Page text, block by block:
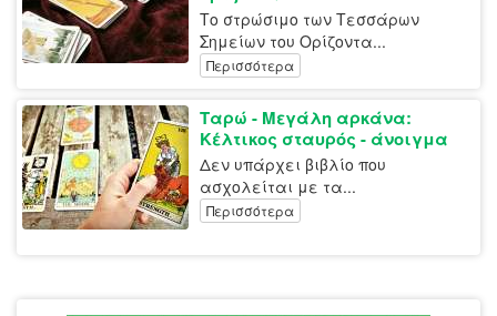
Το στρώσιμο των Τεσσάρων
Σημείων του Ορίζοντα...
Περισσότερα
Ταρώ - Μεγάλη αρκάνα:
Κέλτικος σταυρός - άνοιγμα
Δεν υπάρχει βιβλίο που
ασχολείται με τα...
Περισσότερα